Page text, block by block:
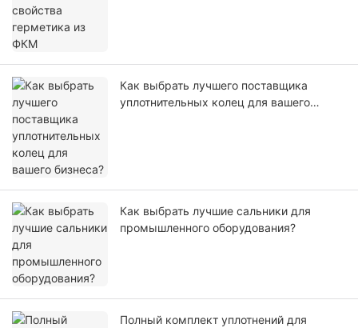
Как выбрать лучшего поставщика
уплотнительных колец для вашего
Как выбрать лучшие сальники для
промышленного оборудования?
Полный комплект уплотнений для